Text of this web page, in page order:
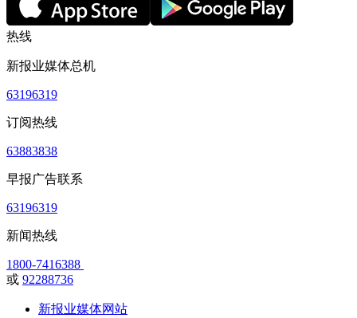
热线
新报业媒体总机
63196319
订阅热线
63883838
早报广告联系
63196319
新闻热线
1800-7416388
或 92288736
新报业媒体网站